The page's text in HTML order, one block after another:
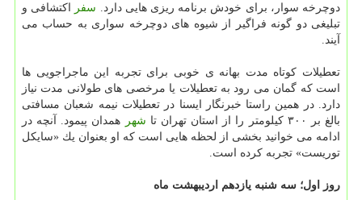
دوچرخه سوار، برای خودش برنامه ریزی هایی دارد. سفر اكتشافی و
تبلیغی دو گونه فراگیر از شیوه های دوچرخه سواری به حساب می
آیند.
تعطیلات كوتاه مدت بهانه ی خوبی برای تجربه این ماجراجویی ها
است كه گمان می رود به تعطیلات یا مرخصی های طولانی مدت نیاز
دارد. در همین راستا خبرنگار ایسنا در تعطیلات نیمه شعبان مسافتی
بالغ بر ۳۰۰ كیلومتر را از استان تهران تا
شهر
همدان پیمود. آنچه در
ادامه می خوانید بخشی از لحظه هایی است كه او بعنوان یك «سایكل
توریست» تجربه كرده است.
روز اول؛ سه شنبه یازدهم اردیبهشت ماه